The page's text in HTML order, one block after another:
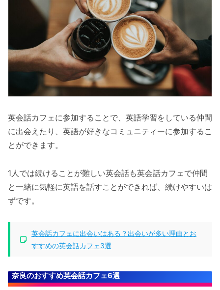
英会話カフェに参加することで、英語学習をしている仲間
に出会えたり、英語が好きなコミュニティーに参加するこ
とができます。
1人では続けることが難しい英会話も英会話カフェで仲間
と一緒に気軽に英語を話すことができれば、続けやすいは
ずです。
英会話カフェに出会いはある？出会いが多い理由とお
すすめの英会話カフェ3選
奈良のおすすめ英会話カフェ6選